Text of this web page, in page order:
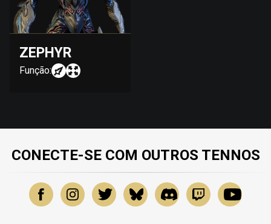
ZEPHYR
Função:
CONECTE-SE COM OUTROS TENNOS